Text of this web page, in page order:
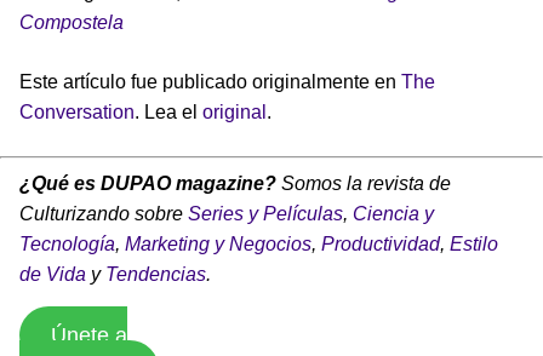
Compostela
Este artículo fue publicado originalmente en The
Conversation. Lea el original .
¿Qué es DUPAO magazine? Somos la revista de
Culturizando sobre Series y Películas, Ciencia y
Tecnología, Marketing y Negocios, Productividad, Estilo
de Vida y Tendencias.
Únete a